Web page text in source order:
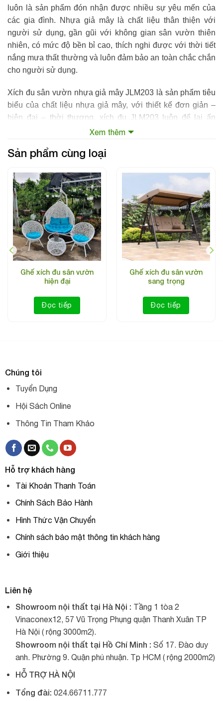
luôn là sản phẩm đón nhận được nhiều sự yêu mến của
các gia đình. Nhựa giả mây là chất liệu thân thiện với
người sử dụng, gần gũi với không gian sân vườn thiên
nhiên, có mức độ bền bỉ cao, thích nghi được với thời tiết
nắng mưa thất thường và luôn đảm bảo an toàn chắc chắn
cho người sử dụng.
Xích đu sân vườn nhựa giả mâyJLM203 là sản phẩm tiêu
biểu của chất liệu nhựa giả mây, với thiết kế đơn giản –
hiện đại – thời thượng, xích đu JLM203 luôn để lại ấn
tượng sâu sắc với những vị khách đến chơi nhà bạn.
Xích đu nhập khẩu sân vườn cao cấp JLM203 thiết kế độc
sức khỏe cho người sử dụng. Bỏ quên những lo âu muộn
phiền của cuộc sống, về với không gian thiên nhiên, đong
đưa nhẹ nhàng trên chiếc xích đu vào mỗi buổi sáng sớm
hay mỗi buổi chiều tan làm, bạn sẽ thấy lòng mình nhẹ
Thông tin sản phẩm
Tên sản phẩm: Xích đu sân vườn nhựa giả mây
Thương hiệu: JLM
Kích thước: 255*128*190cm
Chất liệu: Nhựa giả mây
Giá bán: 19.200.000 vnđ
Bảo hành: 2 năm
Xem thêm
Sản phẩm cùng loại
Ghế xích đu sân vườn
hiện đại
Đọc tiếp
Ghế xích đu sân vườn
sang trọng
Đọc tiếp
Chúng tôi
Tuyển Dụng
Hội Sách Online
Thông Tin Tham Khảo
Hỗ trợ khách hàng
Tài Khoản Thanh Toán
Chính Sách Bảo Hành
Hình Thức Vận Chuyển
Chính sách bảo mật thông tin khách hàng
Giới thiệu
Liên hệ
Showroom nội thất tại Hà Nội : Tầng 1 tòa 2
Vinaconex12, 57 Vũ Trọng Phụng quận Thanh Xuân TP
Hà Nội ( rộng 3000m2).
Showroom nội thất tại Hồ Chí Minh : Số 17. Đào duy
anh. Phường 9. Quận phú nhuận. Tp HCM ( rộng 2000m2)
HỖ TRỢ HÀ NỘI
Tổng đài: 024.66711.777